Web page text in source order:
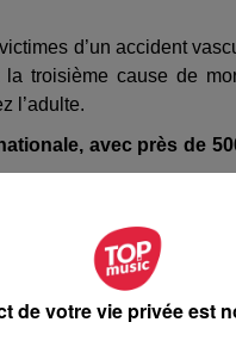
d’un accident
troisième cause de
l’adulte.
avec près de
ou dans le cerveau
sanguin rompu (AVC
de votre vie privée est